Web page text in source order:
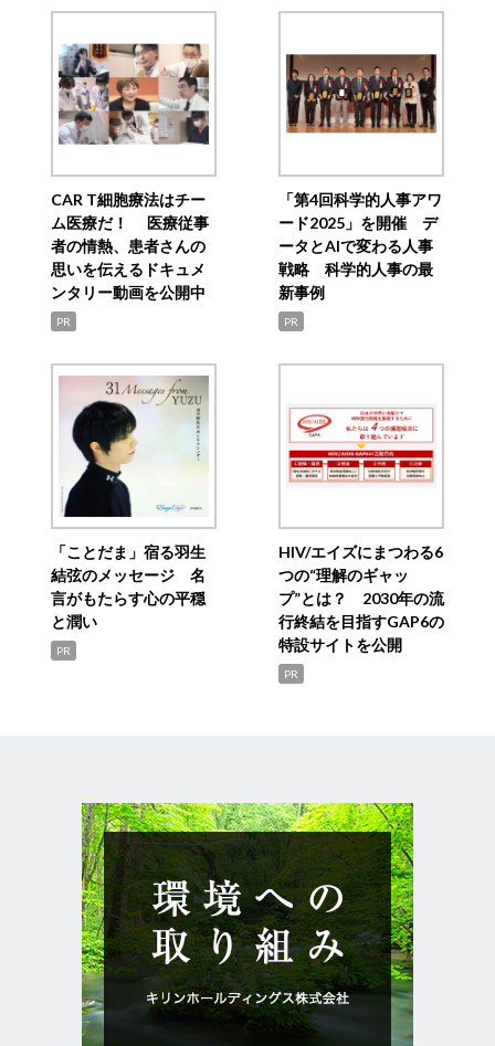
CAR T細胞療法はチー
ム医療だ！ 医療従事
者の情熱、患者さんの
思いを伝えるドキュメ
ンタリー動画を公開中
PR
「第4回科学的人事アワ
ード2025」を開催 デ
ータとAIで変わる人事
戦略 科学的人事の最
新事例
PR
「ことだま」宿る羽生
結弦のメッセージ 名
言がもたらす心の平穏
と潤い
PR
HIV/エイズにまつわる6
つの“理解のギャッ
プ”とは？ 2030年の流
行終結を目指すGAP6の
特設サイトを公開
PR